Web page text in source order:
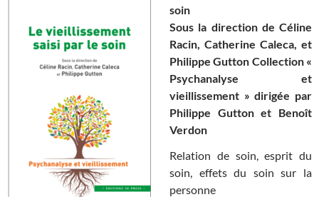
soin
Sous la direction de Céline
Racin, Catherine Caleca, et
Philippe Gutton Collection «
Psychanalyse et
vieillissement » dirigée par
Philippe Gutton et Benoît
Verdon
Relation de soin, esprit du
soin, effets du soin sur la
personne